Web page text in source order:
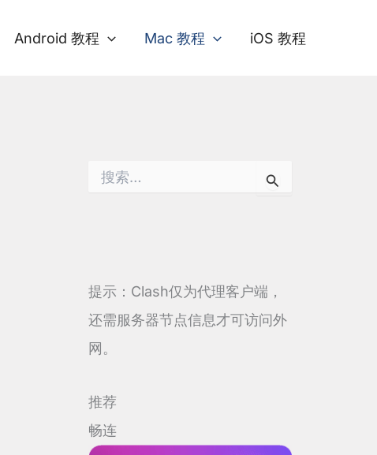
Android 教程 Mac 教程 iOS 教程
提示：Clash仅为代理客户端，
还需服务器节点信息才可访问外
网。
推荐
畅连